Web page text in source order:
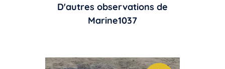
D'autres observations de
Marine1037